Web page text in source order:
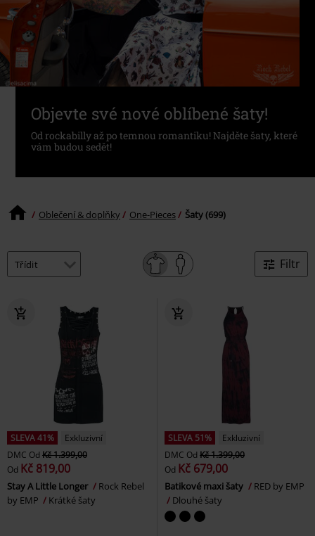
Objevte své nové oblíbené šaty!
Od rockabilly až po temnou romantiku! Najděte šaty, které
vám budou sedět!
Oblečení & doplňky One-Pieces Šaty (699)
Filtr
SLEVA 41%
Exkluzivní
DMC Od Kč 1.399,00
Od Kč 819,00
Stay A Little Longer
Rock Rebel
by EMP
Krátké šaty
SLEVA 51%
Exkluzivní
DMC Od Kč 1.399,00
Od Kč 679,00
Batikové maxi šaty
RED by EMP
Dlouhé šaty